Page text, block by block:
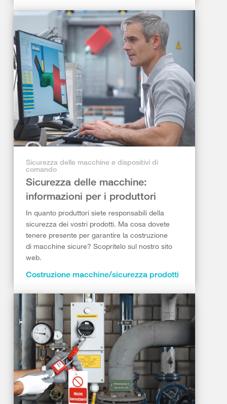
Sicurezza delle macchine e dispositivi di
comando
Sicurezza delle macchine:
informazioni per i produttori
In quanto produttori siete responsabili della
sicurezza dei vostri prodotti. Ma cosa dovete
tenere presente per garantire la costruzione
di macchine sicure? Scopritelo sul nostro sito
web.
Costruzione macchine/sicurezza prodotti